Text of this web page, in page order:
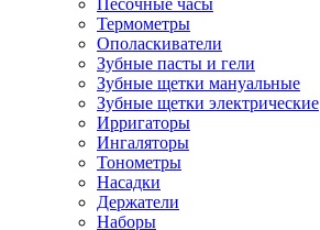
Песочные часы
Термометры
Ополаскиватели
Зубные пасты и гели
Зубные щетки мануальные
Зубные щетки электрические
Ирригаторы
Ингаляторы
Тонометры
Насадки
Держатели
Наборы